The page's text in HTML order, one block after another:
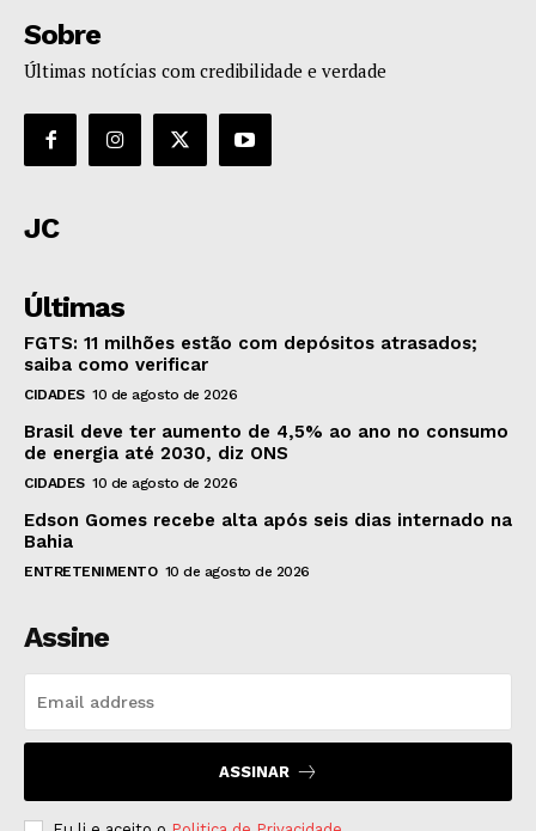
Sobre
Últimas notícias com credibilidade e verdade
JC
Últimas
FGTS: 11 milhões estão com depósitos atrasados;
saiba como verificar
CIDADES 10 de agosto de 2026
Brasil deve ter aumento de 4,5% ao ano no consumo
de energia até 2030, diz ONS
CIDADES 10 de agosto de 2026
Edson Gomes recebe alta após seis dias internado na
Bahia
ENTRETENIMENTO 10 de agosto de 2026
Assine
ASSINAR